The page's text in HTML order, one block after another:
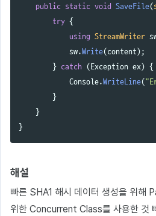
public static void SaveFile(
try {
using StreamWriter
sw.Write( content );
} catch ( Exception ex) {
Console.WriteLine(
}
}
}
해설
빠른 SHA1 해시 데이터 생성을 위해
위한 Concurrent Class를 사용한 것